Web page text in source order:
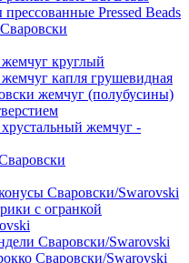
Pressed Beads
круглый
капля грушевидная
жемчуг (полубусины)
жемчуг -
Сваровски/Swarovski
с огранкой
Сваровски/Swarovski
Сваровски/Swarovski